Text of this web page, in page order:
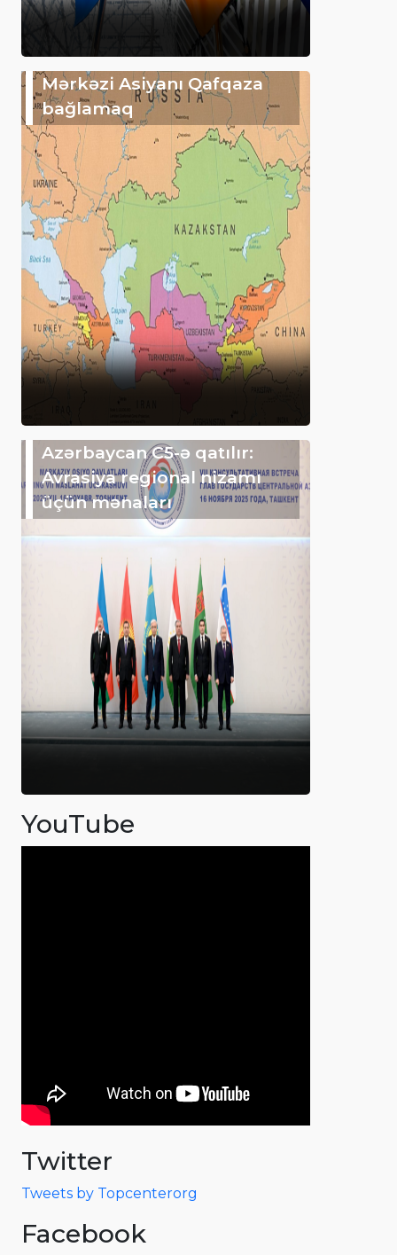
Mərkəzi Asiyanı Qafqaza
bağlamaq
Azərbaycan C5-ə qatılır:
Avrasiya regional nizamı
üçün mənaları
YouTube
Twitter
Tweets by Topcenterorg
Facebook